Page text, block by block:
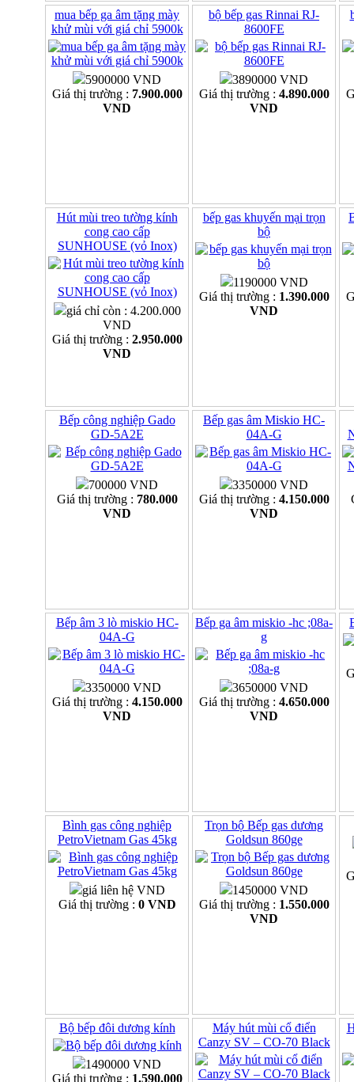
mua bếp ga âm tặng mày
khử mùi với giá chỉ 5900k
5900000 VND
Giá thị trường : 7.900.000
VND
bộ bếp gas Rinnai RJ-
8600FE
3890000 VND
Giá thị trường : 4.890.000
VND
Hút mùi treo tường kính
cong cao cấp
SUNHOUSE (vỏ Inox)
giá chỉ còn : 4.200.000
VND
Giá thị trường : 2.950.000
VND
bếp gas khuyến mại trọn
bộ
1190000 VND
Giá thị trường : 1.390.000
VND
Bếp công nghiệp Gado
GD-5A2E
700000 VND
Giá thị trường : 780.000
VND
Bếp gas âm Miskio HC-
04A-G
3350000 VND
Giá thị trường : 4.150.000
VND
Bếp âm 3 lò miskio HC-
04A-G
3350000 VND
Giá thị trường : 4.150.000
VND
Bếp ga âm miskio -hc ;08a-
g
3650000 VND
Giá thị trường : 4.650.000
VND
Bình gas công nghiệp
PetroVietnam Gas 45kg
giá liên hệ VND
Giá thị trường : 0 VND
Trọn bộ Bếp gas dương
Goldsun 860ge
1450000 VND
Giá thị trường : 1.550.000
VND
Bộ bếp đôi dương kính
1490000 VND
Giá thị trường : 1.590.000
Máy hút mùi cổ điển
Canzy SV – CO-70 Black